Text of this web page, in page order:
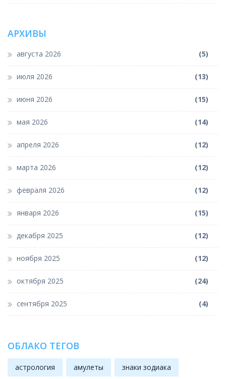
АРХИВЫ
августа 2026 (5)
июля 2026 (13)
июня 2026 (15)
мая 2026 (14)
апреля 2026 (12)
марта 2026 (12)
февраля 2026 (12)
января 2026 (15)
декабря 2025 (12)
ноября 2025 (12)
октября 2025 (24)
сентября 2025 (4)
ОБЛАКО ТЕГОВ
астрология амулеты знаки зодиака